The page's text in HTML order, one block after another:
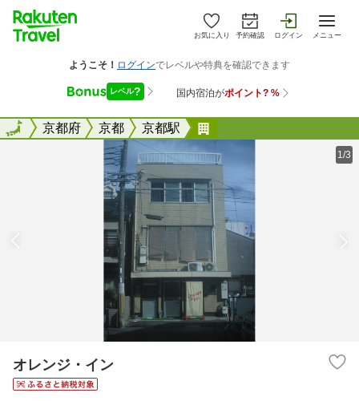
お気に入り 予約確認 ログイン メニュー
全国京都府 京都 京都駅
全国
1/3
オレンジ・イン